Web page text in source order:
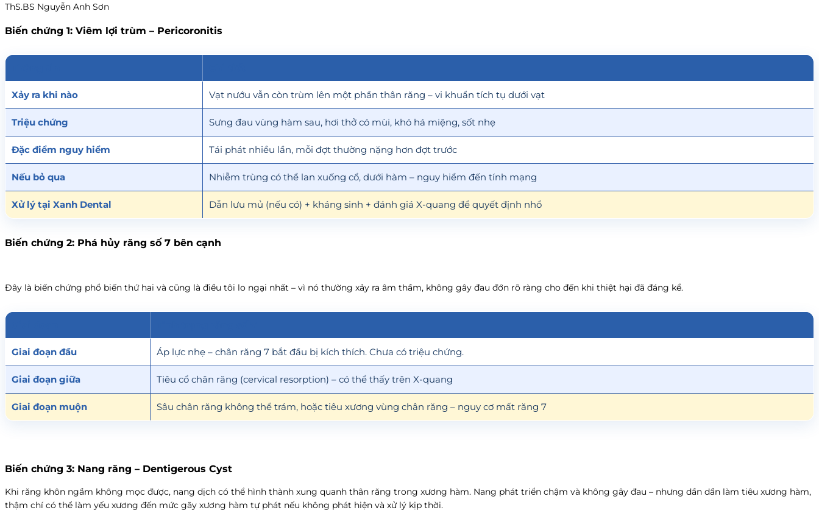
ThS.BS Nguyễn Anh Sơn
Biến chứng 1: Viêm lợi trùm – Pericoronitis
Xảy ra khi nào Vạt nướu vẫn còn trùm lên một phần thân răng – vi khuẩn tích tụ dưới vạt
Triệu chứng Sưng đau vùng hàm sau, hơi thở có mùi, khó há miệng, sốt nhẹ
Đặc điểm nguy hiểm Tái phát nhiều lần, mỗi đợt thường nặng hơn đợt trước
Nếu bỏ qua Nhiễm trùng có thể lan xuống cổ, dưới hàm – nguy hiểm đến tính mạng
Xử lý tại Xanh Dental Dẫn lưu mủ (nếu có) + kháng sinh + đánh giá X-quang để quyết định nhổ
Biến chứng 2: Phá hủy răng số 7 bên cạnh
Đây là biến chứng phổ biến thứ hai và cũng là điều tôi lo ngại nhất – vì nó thường xảy ra âm thầm, không gây đau đớn rõ ràng cho đến khi thiệt hại đã đáng kể.
Giai đoạn đầu Áp lực nhẹ – chân răng 7 bắt đầu bị kích thích. Chưa có triệu chứng.
Giai đoạn giữa Tiêu cổ chân răng (cervical resorption) – có thể thấy trên X-quang
Giai đoạn muộn Sâu chân răng không thể trám, hoặc tiêu xương vùng chân răng – nguy cơ mất răng 7
Biến chứng 3: Nang răng – Dentigerous Cyst
Khi răng khôn ngầm không mọc được, nang dịch có thể hình thành xung quanh thân răng trong xương hàm. Nang phát triển chậm và không gây đau – nhưng dần dần làm tiêu xương hàm,
thậm chí có thể làm yếu xương đến mức gãy xương hàm tự phát nếu không phát hiện và xử lý kịp thời.